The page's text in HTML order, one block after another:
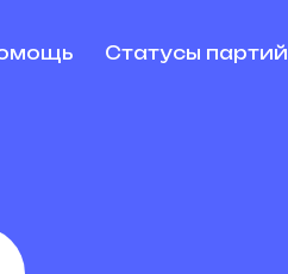
Статусы партий